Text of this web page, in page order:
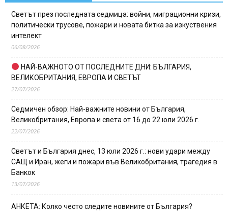
Светът през последната седмица: войни, миграционни кризи,
политически трусове, пожари и новата битка за изкуствения
интелект
06/08/2026
НАЙ-ВАЖНОТО ОТ ПОСЛЕДНИТЕ ДНИ: БЪЛГАРИЯ,
ВЕЛИКОБРИТАНИЯ, ЕВРОПА И СВЕТЪТ
27/07/2026
Седмичен обзор: Най-важните новини от България,
Великобритания, Европа и света от 16 до 22 юли 2026 г.
22/07/2026
Светът и България днес, 13 юли 2026 г.: нови удари между
САЩ и Иран, жеги и пожари във Великобритания, трагедия в
Банкок
13/07/2026
АНКЕТА: Колко често следите новините от България?